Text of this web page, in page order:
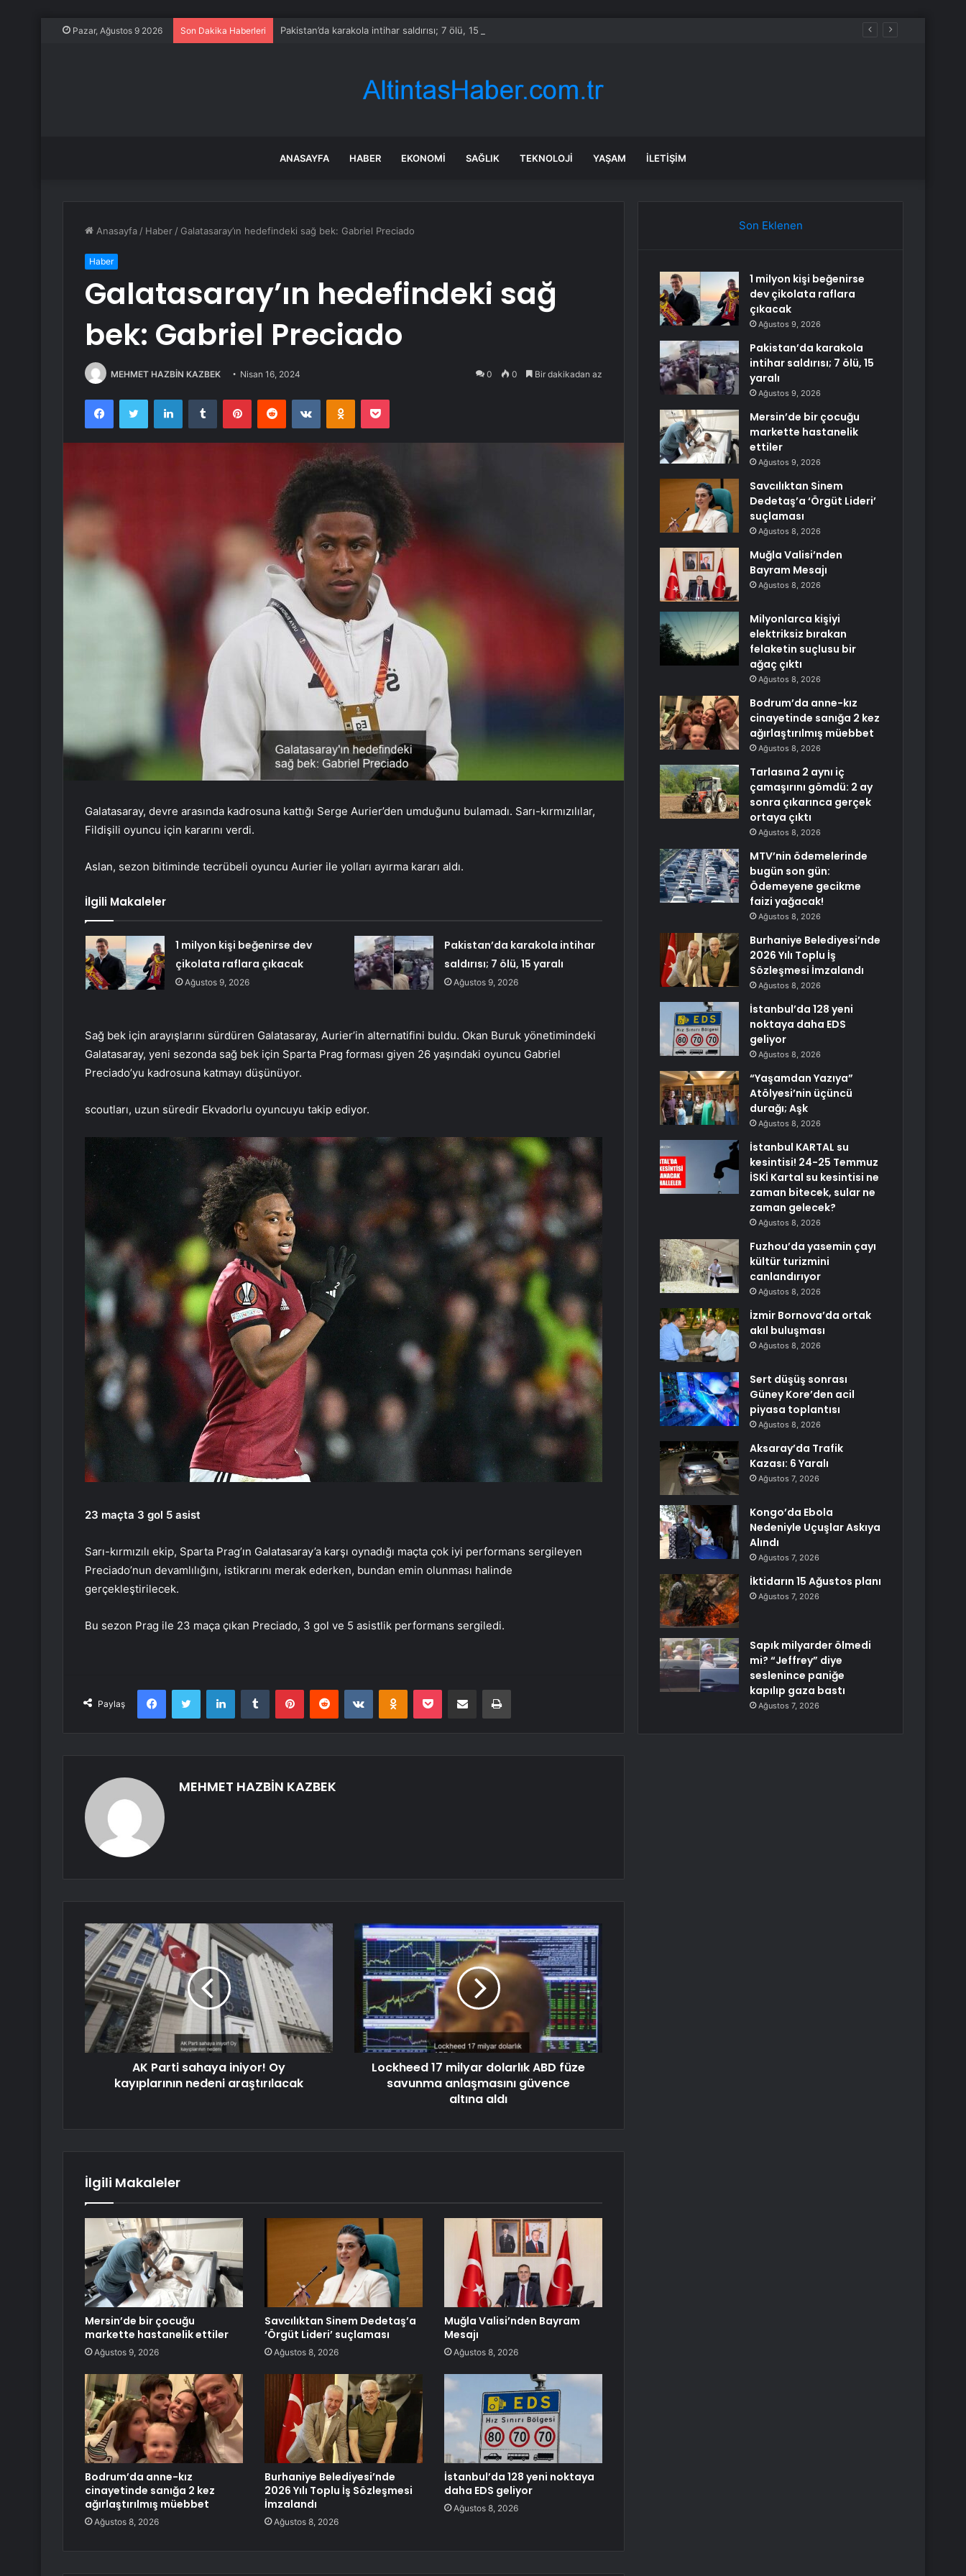
Pazar, Ağustos 9 2026 Son Dakika Haberleri Pakistan’da karakola intihar saldırısı; 7 ölü, 15 yaralı
ANASAYFA HABER EKONOMI SAĞLIK TEKNOLOJI YAŞAM İLETIŞIM
Anasayfa / Haber / Galatasaray’ın hedefindeki sağ bek: Gabriel Preciado
Haber
Galatasaray’ın hedefindeki sağ
bek: Gabriel Preciado
MEHMET HAZBİN KAZBEK Nisan 16, 2024 0 0 Bir dakikadan az
FacebookTwitter LinkedInTumblr PinterestReddit VKontakteOdnoklassniki
Pocket
Galatasaray, devre arasında kadrosuna kattığı Serge Aurier’den umduğunu bulamadı. Sarı-kırmızılılar,
Fildişili oyuncu için kararını verdi.
Aslan, sezon bitiminde tecrübeli oyuncu Aurier ile yolları ayırma kararı aldı.
İlgili Makaleler
1 milyon kişi beğenirse dev
çikolata raflara çıkacak
Ağustos 9, 2026
Pakistan’da karakola intihar
saldırısı; 7 ölü, 15 yaralı
Ağustos 9, 2026
Sağ bek için arayışlarını sürdüren Galatasaray, Aurier’in alternatifini buldu. Okan Buruk yönetimindeki
Galatasaray, yeni sezonda sağ bek için Sparta Prag forması giyen 26 yaşındaki oyuncu Gabriel
Preciado’yu kadrosuna katmayı düşünüyor.
scoutları, uzun süredir Ekvadorlu oyuncuyu takip ediyor.
23 maçta 3 gol 5 asist
Sarı-kırmızılı ekip, Sparta Prag’ın Galatasaray’a karşı oynadığı maçta çok iyi performans sergileyen
Preciado’nun devamlılığını, istikrarını merak ederken, bundan emin olunması halinde
gerçekleştirilecek.
Bu sezon Prag ile 23 maça çıkan Preciado, 3 gol ve 5 asistlik performans sergiledi.
Paylaş
FacebookTwitter LinkedInTumblr PinterestReddit VKontakteOdnoklassniki
Pocket E-Posta ile paylaş Yazdır
MEHMET HAZBİN KAZBEK
AK Parti sahaya iniyor! Oy
kayıplarının nedeni araştırılacak
Lockheed 17 milyar dolarlık ABD füze
savunma anlaşmasını güvence
altına aldı
İlgili Makaleler
Mersin’de bir çocuğu
markette hastanelik ettiler
Ağustos 9, 2026
Savcılıktan Sinem Dedetaş’a
‘Örgüt Lideri’ suçlaması
Ağustos 8, 2026
Muğla Valisi’nden Bayram
Mesajı
Ağustos 8, 2026
Bodrum’da anne-kız
cinayetinde sanığa 2 kez
ağırlaştırılmış müebbet
Ağustos 8, 2026
Burhaniye Belediyesi’nde
2026 Yılı Toplu İş Sözleşmesi
İmzalandı
Ağustos 8, 2026
İstanbul’da 128 yeni noktaya
daha EDS geliyor
Ağustos 8, 2026
Son Eklenen
1 milyon kişi beğenirse
dev çikolata raflara
çıkacak
Ağustos 9, 2026
Pakistan’da karakola
intihar saldırısı; 7 ölü, 15
yaralı
Ağustos 9, 2026
Mersin’de bir çocuğu
markette hastanelik
ettiler
Ağustos 9, 2026
Savcılıktan Sinem
Dedetaş’a ‘Örgüt Lideri’
suçlaması
Ağustos 8, 2026
Muğla Valisi’nden
Bayram Mesajı
Ağustos 8, 2026
Milyonlarca kişiyi
elektriksiz bırakan
felaketin suçlusu bir
ağaç çıktı
Ağustos 8, 2026
Bodrum’da anne-kız
cinayetinde sanığa 2 kez
ağırlaştırılmış müebbet
Ağustos 8, 2026
Tarlasına 2 aynı iç
çamaşırını gömdü: 2 ay
sonra çıkarınca gerçek
ortaya çıktı
Ağustos 8, 2026
MTV’nin ödemelerinde
bugün son gün:
Ödemeyene gecikme
faizi yağacak!
Ağustos 8, 2026
Burhaniye Belediyesi’nde
2026 Yılı Toplu İş
Sözleşmesi İmzalandı
Ağustos 8, 2026
İstanbul’da 128 yeni
noktaya daha EDS
geliyor
Ağustos 8, 2026
“Yaşamdan Yazıya”
Atölyesi’nin üçüncü
durağı; Aşk
Ağustos 8, 2026
İstanbul KARTAL su
kesintisi! 24-25 Temmuz
İSKİ Kartal su kesintisi ne
zaman bitecek, sular ne
zaman gelecek?
Ağustos 8, 2026
Fuzhou’da yasemin çayı
kültür turizmini
canlandırıyor
Ağustos 8, 2026
İzmir Bornova’da ortak
akıl buluşması
Ağustos 8, 2026
Sert düşüş sonrası
Güney Kore’den acil
piyasa toplantısı
Ağustos 8, 2026
Aksaray’da Trafik
Kazası: 6 Yaralı
Ağustos 7, 2026
Kongo’da Ebola
Nedeniyle Uçuşlar Askıya
Alındı
Ağustos 7, 2026
İktidarın 15 Ağustos planı
Ağustos 7, 2026
Sapık milyarder ölmedi
mi? “Jeffrey” diye
seslenince paniğe
kapılıp gaza bastı
Ağustos 7, 2026